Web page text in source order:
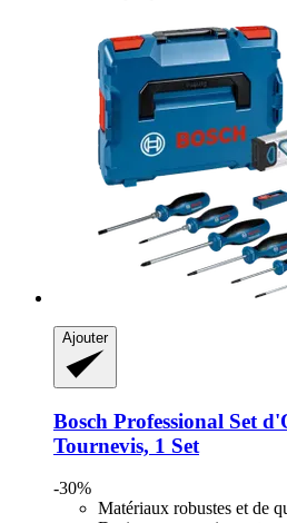
Ajouter
Bosch Professional Set
Tournevis, 1 Set
-30%
Matériaux robustes et de